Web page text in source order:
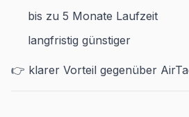
bis zu 5 Monate Laufzeit
langfristig günstiger
👉 klarer Vorteil gegenüber